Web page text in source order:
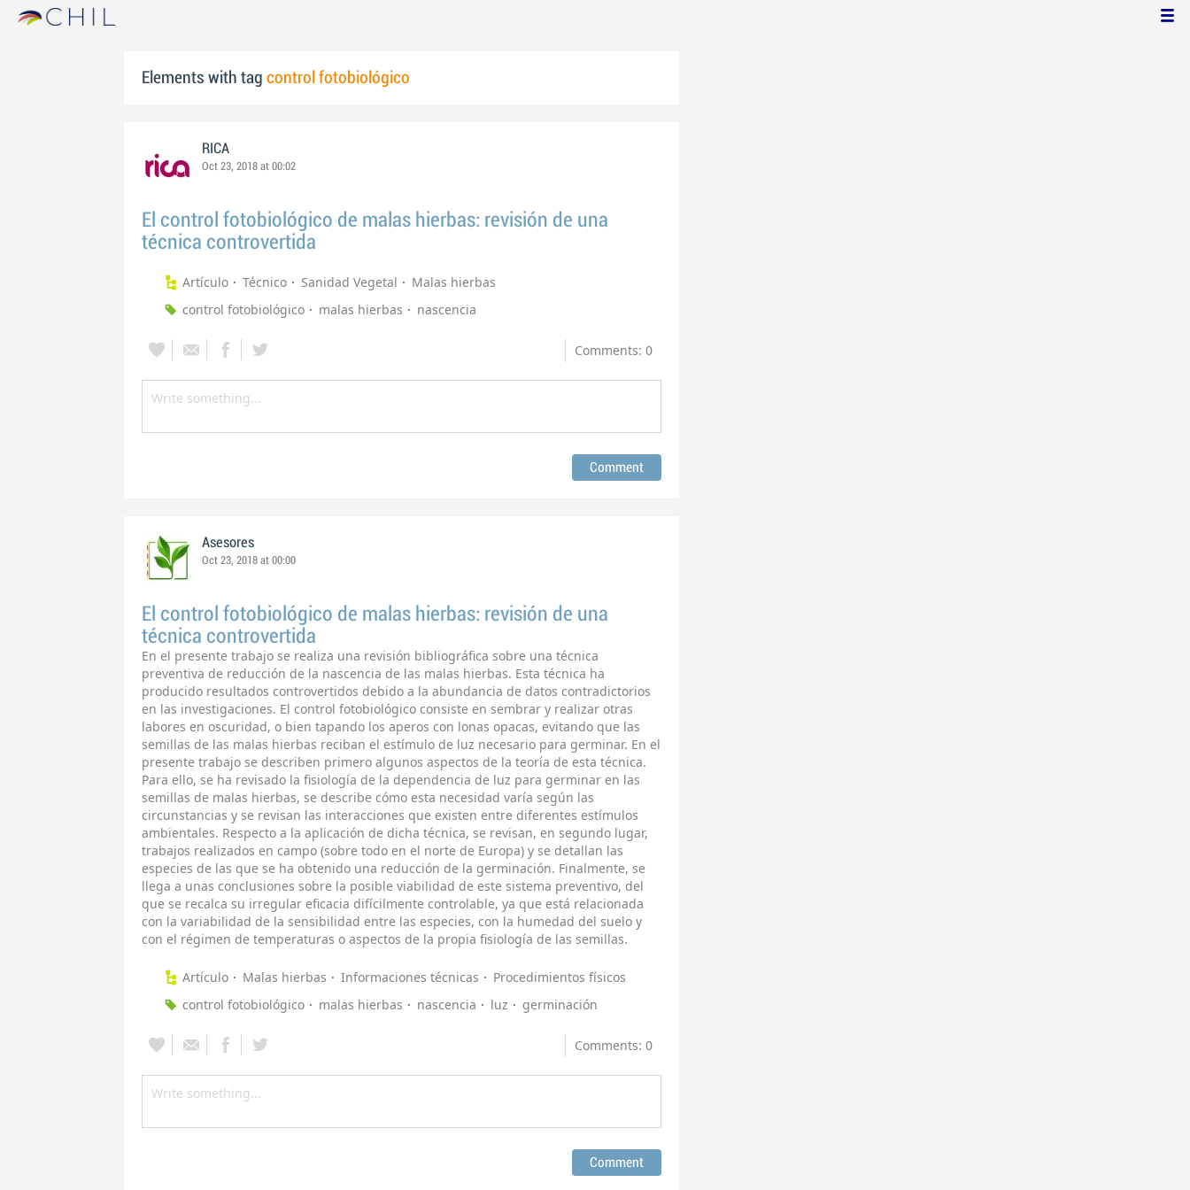
Elements with tag control fotobiológico
RICA
Oct 23, 2018 at 00:02
El control fotobiológico de malas hierbas: revisión de una
técnica controvertida
Artículo Técnico Sanidad Vegetal
Malas hierbas
control fotobiológico
malas hierbas nascencia
Comments: 0
Asesores
Oct 23, 2018 at 00:00
El control fotobiológico de malas hierbas: revisión de una
técnica controvertida
En el presente trabajo se realiza una revisión bibliográfica sobre una técnica
preventiva de reducción de la nascencia de las malas hierbas. Esta técnica ha
producido resultados controvertidos debido a la abundancia de datos contradictorios
en las investigaciones. El control fotobiológico consiste en sembrar y realizar otras
labores en oscuridad, o bien tapando los aperos con lonas opacas, evitando que las
semillas de las malas hierbas reciban el estímulo de luz necesario para germinar. En el
presente trabajo se describen primero algunos aspectos de la teoría de esta técnica.
Para ello, se ha revisado la fisiología de la dependencia de luz para germinar en las
semillas de malas hierbas, se describe cómo esta necesidad varía según las
circunstancias y se revisan las interacciones que existen entre diferentes estímulos
ambientales. Respecto a la aplicación de dicha técnica, se revisan, en segundo lugar,
trabajos realizados en campo (sobre todo en el norte de Europa) y se detallan las
especies de las que se ha obtenido una reducción de la germinación. Finalmente, se
llega a unas conclusiones sobre la posible viabilidad de este sistema preventivo, del
que se recalca su irregular eficacia difícilmente controlable, ya que está relacionada
con la variabilidad de la sensibilidad entre las especies, con la humedad del suelo y
con el régimen de temperaturas o aspectos de la propia fisiología de las semillas.
Artículo Malas hierbas Informaciones técnicas
Procedimientos físicos
control fotobiológico
malas hierbas nascencia luz germinación
Comments: 0